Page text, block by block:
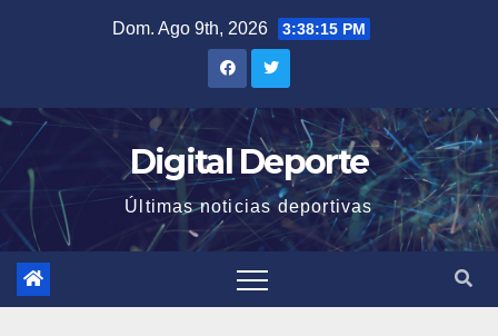
Dom. Ago 9th, 2026 3:38:15 PM
Digital Deporte
Últimas noticias deportivas